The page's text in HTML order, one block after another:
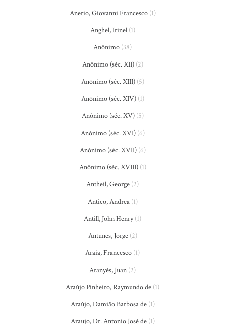
Anerio, Giovanni Francesco(1)
Anghel, Irinel(1)
Anônimo (38)
Anônimo (séc. XII)(2)
Anônimo (séc. XIII)(5)
Anônimo (séc. XIV)(1)
Anônimo (séc. XV)(5)
Anônimo (séc. XVI)(6)
Anônimo (séc. XVII)(6)
Anônimo (séc. XVIII)(1)
Antheil, George (2)
Antico, Andrea(1)
Antill, John Henry(1)
Antunes, Jorge(2)
Araia, Francesco (1)
Aranyés, Juan (2)
Araújo Pinheiro, Raymundo de (1)
Araújo, Damião Barbosa de(1)
Araujo, Dr. Antonio José de(1)